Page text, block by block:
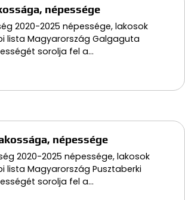
népessége
2020-2025 népessége, lakosok
lista Magyarország Galgaguta
sorolja fel a…
népessége
2020-2025 népessége, lakosok
lista Magyarország Pusztaberki
sorolja fel a…